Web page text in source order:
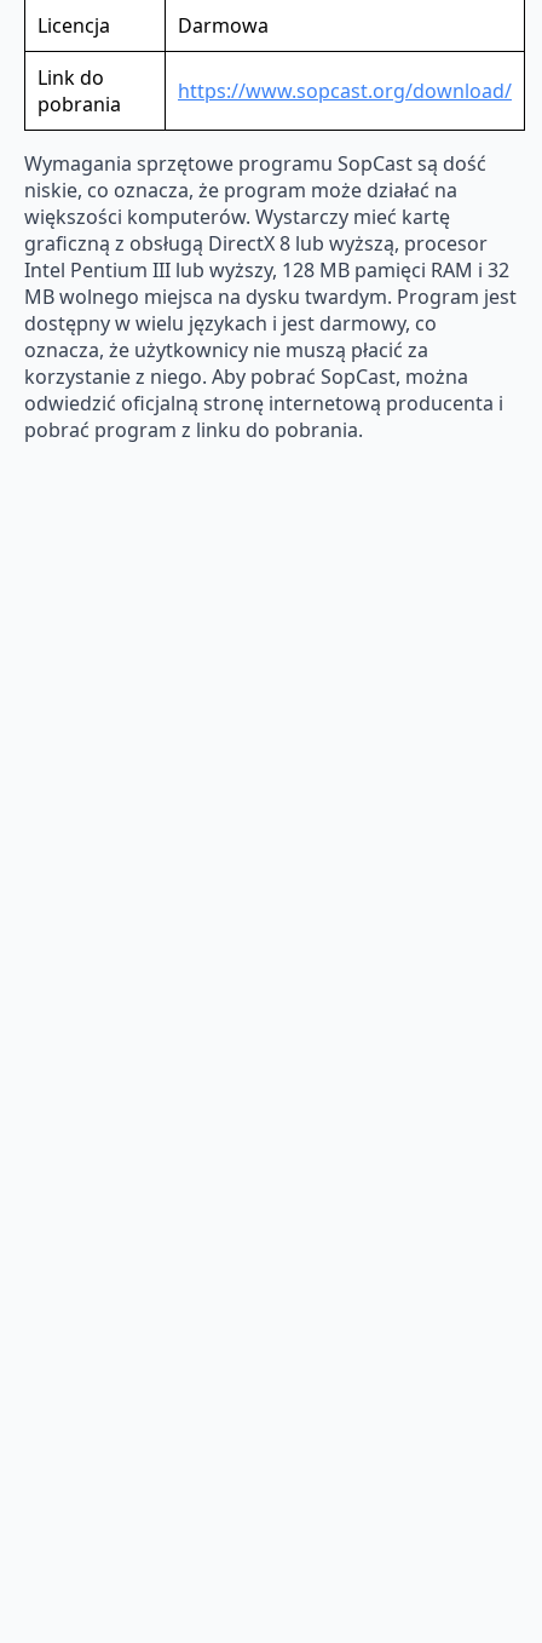
Licencja
Darmowa
Link do
pobrania
https://www.sopcast.org/download/
Wymagania sprzętowe programu SopCast są dość
niskie, co oznacza, że program może działać na
większości komputerów. Wystarczy mieć kartę
graficzną z obsługą DirectX 8 lub wyższą, procesor
Intel Pentium III lub wyższy, 128 MB pamięci RAM i 32
MB wolnego miejsca na dysku twardym. Program jest
dostępny w wielu językach i jest darmowy, co
oznacza, że użytkownicy nie muszą płacić za
korzystanie z niego. Aby pobrać SopCast, można
odwiedzić oficjalną stronę internetową producenta i
pobrać program z linku do pobrania.